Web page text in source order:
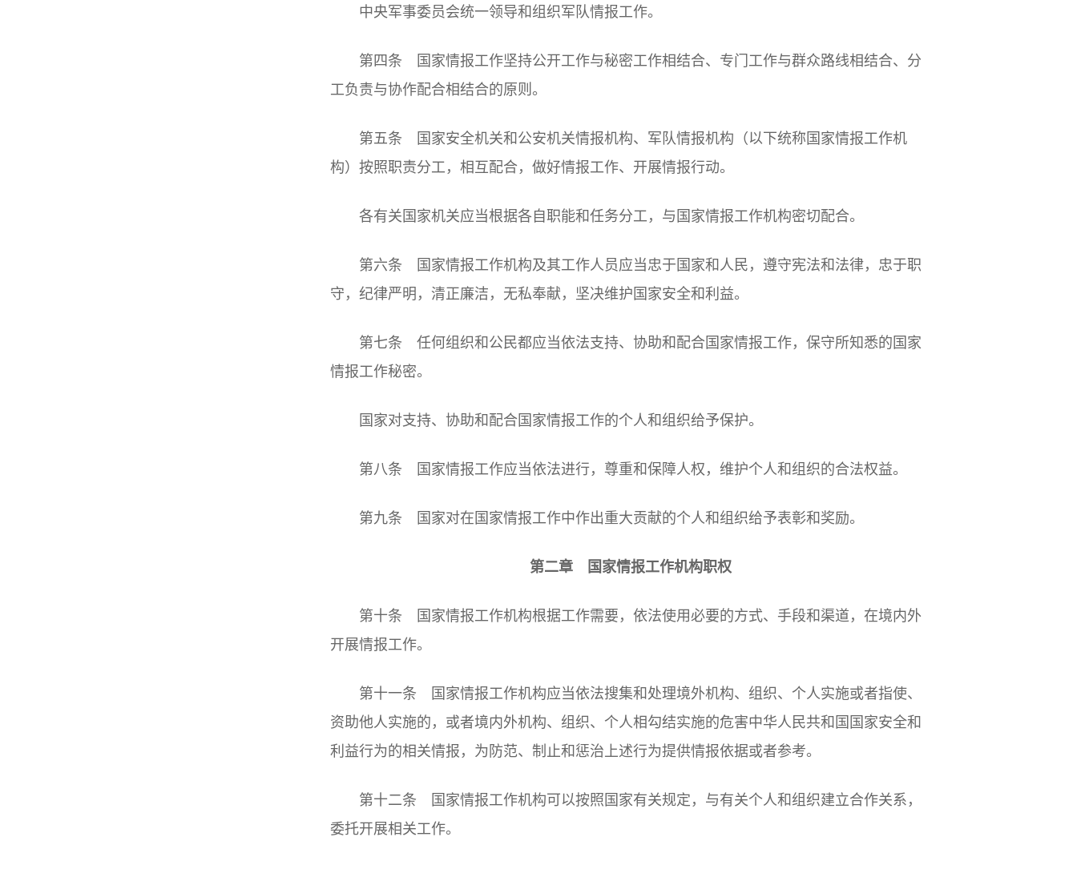
中央军事委员会统一领导和组织军队情报工作。
第四条 国家情报工作坚持公开工作与秘密工作相结合、专门工作与群众路线相结合、分
工负责与协作配合相结合的原则。
第五条 国家安全机关和公安机关情报机构、军队情报机构（以下统称国家情报工作机
构）按照职责分工，相互配合，做好情报工作、开展情报行动。
各有关国家机关应当根据各自职能和任务分工，与国家情报工作机构密切配合。
第六条 国家情报工作机构及其工作人员应当忠于国家和人民，遵守宪法和法律，忠于职
守，纪律严明，清正廉洁，无私奉献，坚决维护国家安全和利益。
第七条 任何组织和公民都应当依法支持、协助和配合国家情报工作，保守所知悉的国家
情报工作秘密。
国家对支持、协助和配合国家情报工作的个人和组织给予保护。
第八条 国家情报工作应当依法进行，尊重和保障人权，维护个人和组织的合法权益。
第九条 国家对在国家情报工作中作出重大贡献的个人和组织给予表彰和奖励。
第二章 国家情报工作机构职权
第十条 国家情报工作机构根据工作需要，依法使用必要的方式、手段和渠道，在境内外
开展情报工作。
第十一条 国家情报工作机构应当依法搜集和处理境外机构、组织、个人实施或者指使、
资助他人实施的，或者境内外机构、组织、个人相勾结实施的危害中华人民共和国国家安全和
利益行为的相关情报，为防范、制止和惩治上述行为提供情报依据或者参考。
第十二条 国家情报工作机构可以按照国家有关规定，与有关个人和组织建立合作关系，
委托开展相关工作。